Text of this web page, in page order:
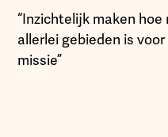
“Inzichtelijk maken
allerlei gebieden is
missie”